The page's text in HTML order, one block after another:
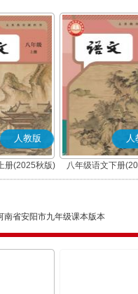
人教版
册(2025秋版)
版)
人
八年级语文下册
(部编版)
南省安阳市九年级课本版本